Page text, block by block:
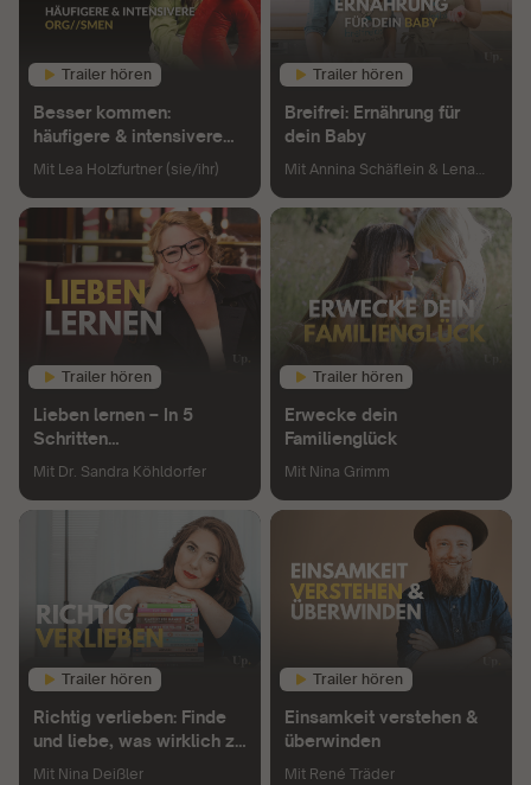
Trailer hören
Besser kommen:
häufigere & intensivere
Org//smen
Mit Lea Holzfurtner (sie/ihr)
Trailer hören
Breifrei: Ernährung für
dein Baby
Mit Annina Schäflein & Lena
Trailer hören
Lieben lernen – In 5
Schritten
beziehungsfähig werden
Mit Dr. Sandra Köhldorfer
Trailer hören
Erwecke dein
Familienglück
Mit Nina Grimm
Trailer hören
Richtig verlieben: Finde
und liebe, was wirklich zu
dir passt
Mit Nina Deißler
Trailer hören
Einsamkeit verstehen &
überwinden
Mit René Träder